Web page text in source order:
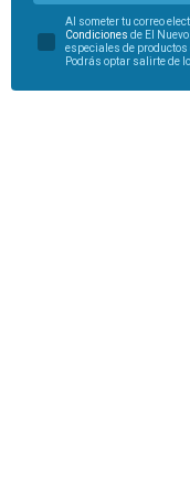
Al someter tu correo
Condiciones de El
especiales de productos
Podrás optar salirte de